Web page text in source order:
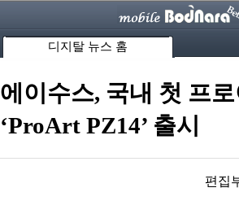
디지탈 뉴스 홈
에이수스, 국내 첫 프
‘ProArt PZ14’ 출시
편집